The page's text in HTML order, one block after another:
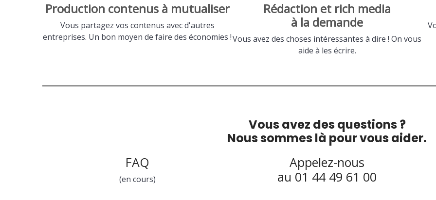
Production contenus à mutualiser
Vous partagez vos contenus avec d'autres
entreprises. Un bon moyen de faire des économies !
Rédaction et rich media
à la demande
Vous avez des choses intéressantes à dire ! On vous
aide à les écrire.
Vous avez des questions ?
Nous sommes là pour vous aider.
FAQ
(en cours)
Appelez-nous
au 01 44 49 61 00